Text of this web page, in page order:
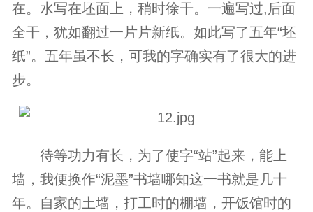
在。水写在坯面上，稍时徐干。一遍写过,后面
全干，犹如翻过一片片新纸。如此写了五年“坯
纸”。五年虽不长，可我的字确实有了很大的进
步。
待等功力有长，为了使字“站”起来，能上
墙，我便换作“泥墨”书墙哪知这一书就是几十
年。自家的土墙，打工时的棚墙，开饭馆时的